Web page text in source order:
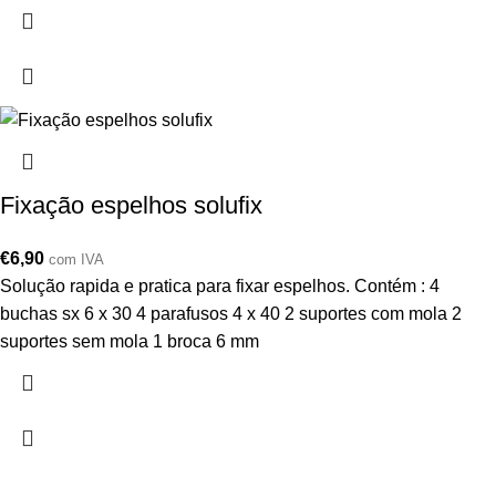
Fixação espelhos solufix
€6,90 com IVA
Solução rapida e pratica para fixar espelhos. Contém : 4
buchas sx 6 x 30 4 parafusos 4 x 40 2 suportes com mola 2
suportes sem mola 1 broca 6 mm